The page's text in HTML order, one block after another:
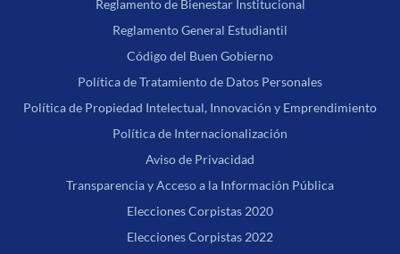
Reglamento de Bienestar Institucional
Reglamento General Estudiantil
Código del Buen Gobierno
Política de Tratamiento de Datos Personales
Política de Propiedad Intelectual, Innovación y Emprendimiento
Política de Internacionalización
Aviso de Privacidad
Transparencia y Acceso a la Información Pública
Elecciones Corpistas 2020
Elecciones Corpistas 2022